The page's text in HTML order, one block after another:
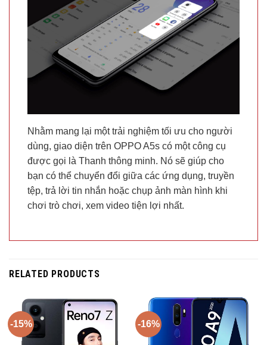
Nhằm mang lại một trải nghiệm tối ưu cho người
dùng, giao diện trên OPPO A5s có một công cụ
được gọi là Thanh thông minh. Nó sẽ giúp cho
bạn có thể chuyển đổi giữa các ứng dụng, truyền
tệp, trả lời tin nhắn hoặc chụp ảnh màn hình khi
chơi trò chơi, xem video tiện lợi nhất.
RELATED PRODUCTS
-15% -16%